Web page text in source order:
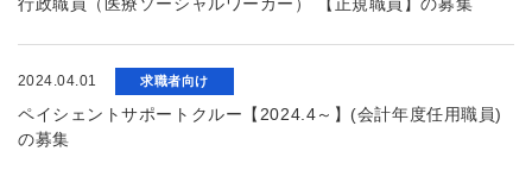
2024.04.01 求職者向け
ペイシェントサポートクルー【2024.4～】(会計年度任用職員)
の募集